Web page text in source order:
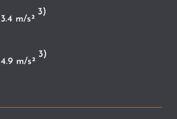
3.4 m/s²
3)
4.9 m/s²
3)